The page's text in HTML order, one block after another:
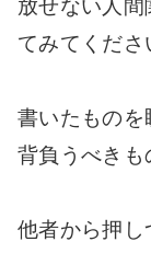
放せない人
てみてくださ
書いたものを
背負うべきも
他者から押し